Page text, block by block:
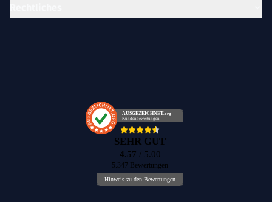
AUSGEZEICHNET.org
Kundenbewertungen
SEHR GUT
4.57 / 5.00
5.347 Bewertungen
Hinweis zu den Bewertungen